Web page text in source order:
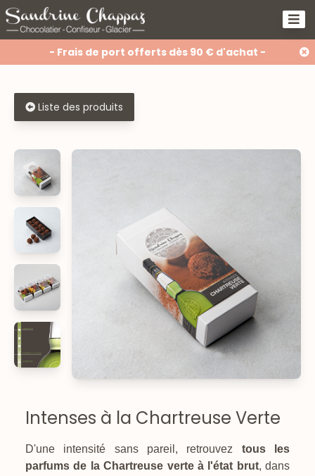
- Frais de port offerts dès 90 € d'achat -
Liste des produits
Intenses à la Chartreuse Verte
D'une intensité sans pareil, retrouvez tous les
parfums de la Chartreuse verte à l'état brut, dans